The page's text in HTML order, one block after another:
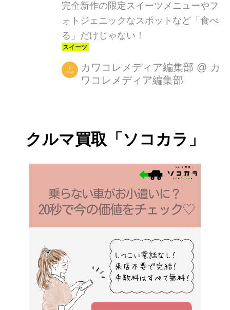
完全新作の限定スイーツメニューやフ
ォトジェニックなスポットなど「食べ
る」だけじゃない！
カワコレメディア編集部 @ カ
ワコレメディア編集部
クルマ買取「ソコカラ」